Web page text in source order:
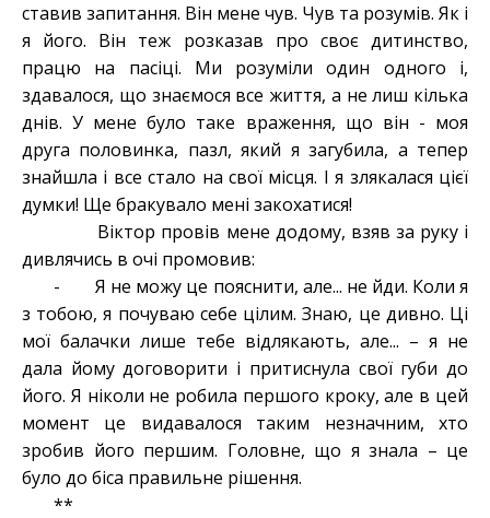
ставив запитання. Він мене чув. Чув та розумів. Як і
я його. Він теж розказав про своє дитинство,
працю на пасіці. Ми розуміли один одного і,
здавалося, що знаємося все життя, а не лиш кілька
днів. У мене було таке враження, що він - моя
друга половинка, пазл, який я загубила, а тепер
знайшла і все стало на свої місця. І я злякалася цієї
думки! Ще бракувало мені закохатися!
Віктор провів мене додому, взяв за руку і
дивлячись в очі промовив:
- Я не можу це пояснити, але... не йди. Коли я
з тобою, я почуваю себе цілим. Знаю, це дивно. Ці
мої балачки лише тебе відлякають, але... – я не
дала йому договорити і притиснула свої губи до
його. Я ніколи не робила першого кроку, але в цей
момент це видавалося таким незначним, хто
зробив його першим. Головне, що я знала – це
було до біса правильне рішення.
**